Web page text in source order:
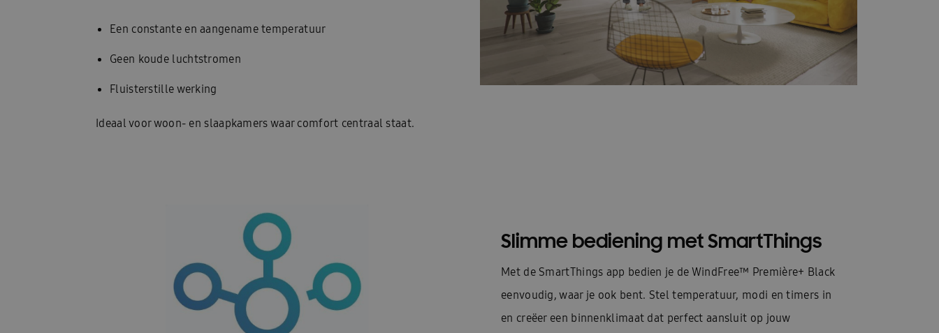
Een constante en aangename temperatuur
Geen koude luchtstromen
Fluisterstille werking
Ideaal voor woon- en slaapkamers waar comfort centraal staat.
Slimme bediening met SmartThings
Met de SmartThings app bedien je de WindFree™ Première+ Black
eenvoudig, waar je ook bent. Stel temperatuur, modi en timers in
en creëer een binnenklimaat dat perfect aansluit op jouw